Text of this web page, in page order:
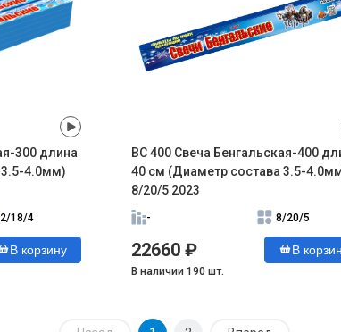
300 длина
3.5-4.0мм)
18/4
В корзину
ВС 400 Свеча Бенгальская-400
40 см (Диаметр состава 3.5-
8/20/5 2023
- 8/20/5
22660 ₽ В
В наличии 190 шт.